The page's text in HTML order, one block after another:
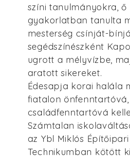
színi tanulmányokra,
gyakorlatban tanulta
mesterség csínját-
segédszínészként
ugrott a mélyvízbe,
aratott sikereket.
Édesapja korai halála
fiatalon
családfenntartóvá
Számtalan
az Ybl Miklós Építőipari
Technikumban kötött